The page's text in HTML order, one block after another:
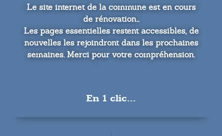
Le site internet de la commune est en cours
de rénovation...
Les pages essentielles restent accessibles, de
nouvelles les rejoindront dans les prochaines
semaines. Merci pour votre compréhension.
En 1 clic...